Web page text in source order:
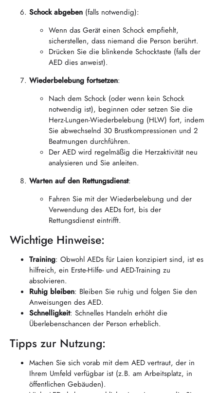
Schock abgeben (falls notwendig):
Wenn das Gerät einen Schock empfiehlt,
sicherstellen, dass niemand die Person berührt.
Drücken Sie die blinkende Schocktaste (falls der
AED dies anweist).
Wiederbelebung fortsetzen:
Nach dem Schock (oder wenn kein Schock
notwendig ist), beginnen oder setzen Sie die
Herz-Lungen-Wiederbelebung (HLW) fort, indem
Sie abwechselnd 30 Brustkompressionen und 2
Beatmungen durchführen.
Der AED wird regelmäßig die Herzaktivität neu
analysieren und Sie anleiten.
Warten auf den Rettungsdienst:
Fahren Sie mit der Wiederbelebung und der
Verwendung des AEDs fort, bis der
Rettungsdienst eintrifft.
Wichtige Hinweise:
Training: Obwohl AEDs für Laien konzipiert sind, ist es
hilfreich, ein Erste-Hilfe- und AED-Training zu
absolvieren.
Ruhig bleiben: Bleiben Sie ruhig und folgen Sie den
Anweisungen des AED.
Schnelligkeit: Schnelles Handeln erhöht die
Überlebenschancen der Person erheblich.
Tipps zur Nutzung:
Machen Sie sich vorab mit dem AED vertraut, der in
Ihrem Umfeld verfügbar ist (z.B. am Arbeitsplatz, in
öffentlichen Gebäuden).